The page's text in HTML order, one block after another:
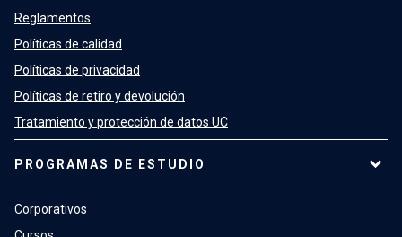
Reglamentos
Políticas de calidad
Políticas de privacidad
Políticas de retiro y devolución
Tratamiento y protección de datos UC
PROGRAMAS DE ESTUDIO
Corporativos